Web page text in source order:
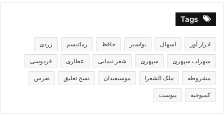
Tags
ادرار آور اسهال بواسیر حافظ رماتیسم زردی
سهراب سپهری سپهری شعر نیمایی عطاری فردوسی
مشروطه ملک الشعرا موسیقیدان نسخ تعلیق نقرس
کمبوجیه یبوست